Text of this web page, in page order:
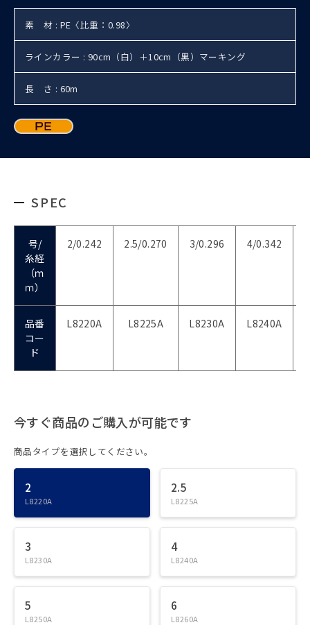
素 材 : PE〈比重：0.98〉
ラインカラー : 90cm（白）＋10cm（黒）マーキング
長 さ : 60m
SPEC
号/
糸経
（ｍ
ｍ）
2/0.242 2.5/0.270 3/0.296 4/0.342
品番
コー
ド
L8220A L8225A L8230A L8240A
今すぐ商品のご購入が可能です
商品タイプを選択してください。
2
L8220A
2.5
L8225A
3
L8230A
4
L8240A
5
L8250A
6
L8260A